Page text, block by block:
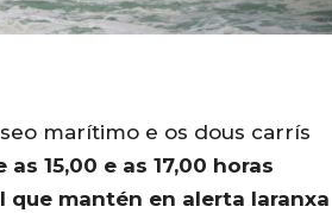
marítimo e os dous carrís
as 15,00 e as 17,00 horas
mantén en alerta laranxa